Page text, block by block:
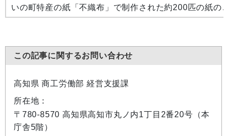
いの町特産の紙「不織布」で制作された約200匹の紙
この記事に関するお問い合わせ
高知県 商工労働部 経営支援課
所在地：
〒780-8570 高知県高知市丸ノ内1丁目2番20号（本
庁舎5階）